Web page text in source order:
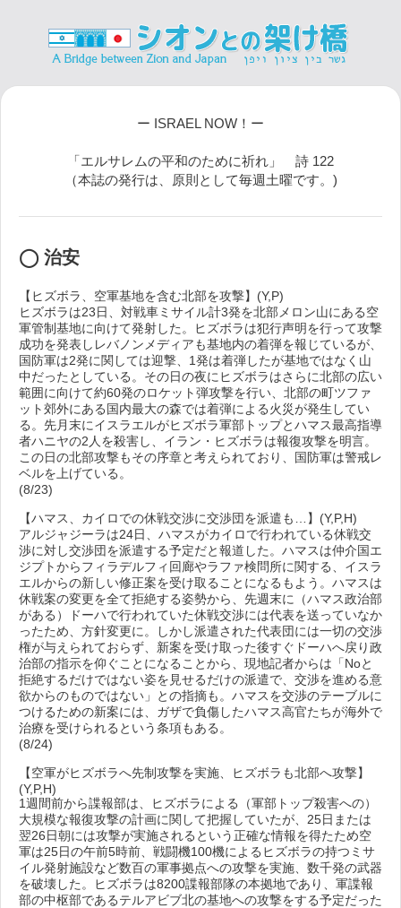
ー ISRAEL NOW！ー
「エルサレムの平和のために祈れ」 詩 122
（本誌の発行は、原則として毎週土曜です。)
◯ 治安
【ヒズボラ、空軍基地を含む北部を攻撃】(Y,P)
ヒズボラは23日、対戦車ミサイル計3発を北部メロン山にある空
軍管制基地に向けて発射した。ヒズボラは犯行声明を行って攻撃
成功を発表しレバノンメディアも基地内の着弾を報じているが、
国防軍は2発に関しては迎撃、1発は着弾したが基地ではなく山
中だったとしている。その日の夜にヒズボラはさらに北部の広い
範囲に向けて約60発のロケット弾攻撃を行い、北部の町ツファ
ット郊外にある国内最大の森では着弾による火災が発生してい
る。先月末にイスラエルがヒズボラ軍部トップとハマス最高指導
者ハニヤの2人を殺害し、イラン・ヒズボラは報復攻撃を明言。
この日の北部攻撃もその序章と考えられており、国防軍は警戒レ
ベルを上げている。
(8/23)
【ハマス、カイロでの休戦交渉に交渉団を派遣も…】(Y,P,H)
アルジャジーラは24日、ハマスがカイロで行われている休戦交
渉に対し交渉団を派遣する予定だと報道した。ハマスは仲介国エ
ジプトからフィラデルフィ回廊やラファ検問所に関する、イスラ
エルからの新しい修正案を受け取ることになるもよう。ハマスは
休戦案の変更を全て拒絶する姿勢から、先週末に（ハマス政治部
がある）ドーハで行われていた休戦交渉には代表を送っていなか
ったため、方針変更に。しかし派遣された代表団には一切の交渉
権が与えられておらず、新案を受け取った後すぐドーハへ戻り政
治部の指示を仰ぐことになることから、現地記者からは「Noと
拒絶するだけではない姿を見せるだけの派遣で、交渉を進める意
欲からのものではない」との指摘も。ハマスを交渉のテーブルに
つけるための新案には、ガザで負傷したハマス高官たちが海外で
治療を受けられるという条項もある。
(8/24)
【空軍がヒズボラへ先制攻撃を実施、ヒズボラも北部へ攻撃】
(Y,P,H)
1週間前から諜報部は、ヒズボラによる（軍部トップ殺害への）
大規模な報復攻撃の計画に関して把握していたが、25日または
翌26日朝には攻撃が実施されるという正確な情報を得たため空
軍は25日の午前5時前、戦闘機100機によるヒズボラの持つミサ
イル発射施設など数百の軍事拠点への攻撃を実施、数千発の武器
を破壊した。ヒズボラは8200諜報部隊の本拠地であり、軍諜報
部の中枢部であるテルアビブ北の基地への攻撃をする予定だった